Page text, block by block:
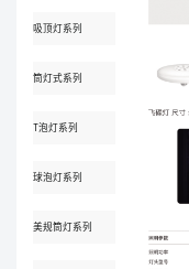
吸顶灯系列
筒灯式系列
T泡灯系列
球泡灯系列
美规筒灯系列